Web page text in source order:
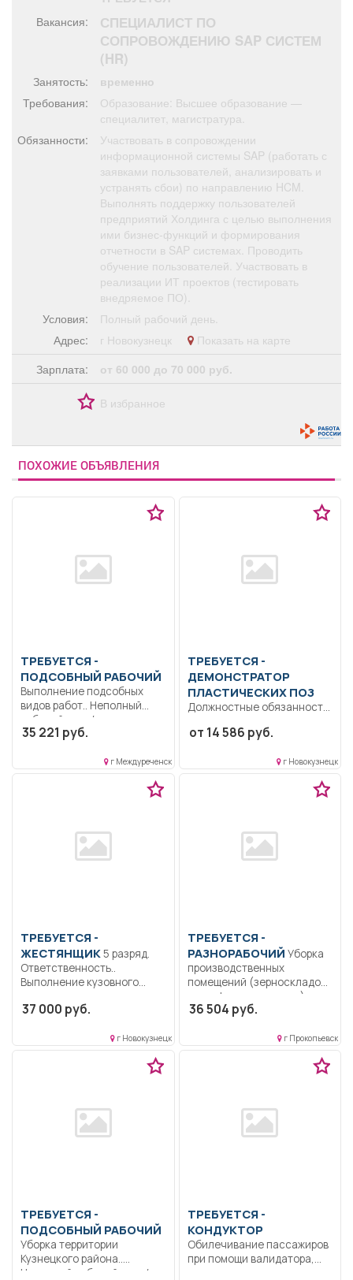
Товары Поздравления
Я - пенсионер
Вакансия:
СПЕЦИАЛИСТ ПО
СОПРОВОЖДЕНИЮ SAP СИСТЕМ
(HR)
Занятость:
временно
Требования:
Образование: Высшее образование —
специалитет, магистратура.
Обязанности:
Участвовать в сопровождении
информационной системы SAP (работать с
заявками пользователей, анализировать и
устранять сбои) по направлению HCM.
Выполнять поддержку пользователей
предприятий Холдинга с целью выполнения
ими бизнес-функций и формирования
отчетности в SAP системах. Проводить
обучение пользователей. Участвовать в
реализации ИТ проектов (тестировать
внедряемое ПО).
Условия:
Полный рабочий день.
Адрес:
г Новокузнецк
Показать на карте
Зарплата:
от 60 000 до 70 000 руб.
В избранное
ПОХОЖИЕ ОБЪЯВЛЕНИЯ
ТРЕБУЕТСЯ -
ПОДСОБНЫЙ РАБОЧИЙ
Выполнение подсобных
видов работ.. Неполный
рабочий день/неполная
рабочая неделя..
35 221 руб.
г Междуреченск
ТРЕБУЕТСЯ -
ДЕМОНСТРАТОР
ПЛАСТИЧЕСКИХ ПОЗ
Должностные обязанности
пластических поз
пластических поз
выполняет...
от 14 586 руб.
г Новокузнецк
ТРЕБУЕТСЯ -
ЖЕСТЯНЩИК
Ответственность..
Выполнение кузовного
контроль выполненных
37 000 руб.
г Новокузнецк
ТРЕБУЕТСЯ -
РАЗНОРАБОЧИЙ
производственных
помещений (зерноскладов,
картофелехранилища),
поддержание надлежащего
36 504 руб.
г Прокопьевск
ТРЕБУЕТСЯ -
ПОДСОБНЫЙ РАБОЧИЙ
Уборка территории
Кузнецкого района..
Неполный рабочий день/
ТРЕБУЕТСЯ -
КОНДУКТОР
Обилечивание пассажиров
при помощи валидатора,